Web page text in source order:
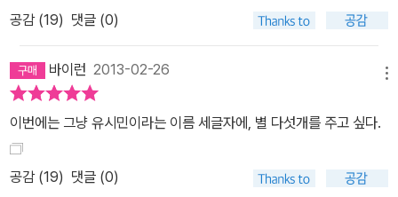
자 유시민은 인생을 살아가는 가장 핵심적인 네 가지 요소를 ‘놀고 일
하고 사랑하고 연대하라’로 정리했다. 개인적 욕망을 충족하면서 즐
기며 사는 것이 최고라는 생각은 더 좋은 사회제도와 생활환경이 삶
말한다. 일과 놀이와 사랑만으로는 인생을 다 채우지 못한다. 그것만
으로는 삶의 의미를 온전하게 느끼지 못하며, 그것만으로는 누릴 가
치가 있는 행복을 다 누릴 수 없다. 타인의 고통과 기쁨에 공명하면서
공감 (19) 댓글 (0)
바이런 2013-02-26
이번에는 그냥 유시민이라는 이름 세글자에, 별 다섯개를 주고 싶다.
공감 (19) 댓글 (0)